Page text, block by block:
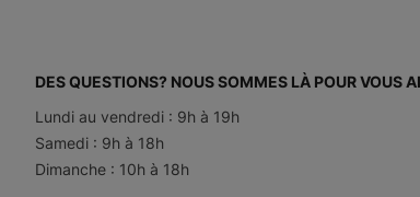
DES QUESTIONS? NOUS SOMMES LÀ POUR VOUS
Lundi au vendredi : 9h à 19h
Samedi : 9h à 18h
Dimanche : 10h à 18h